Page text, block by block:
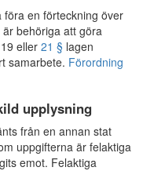
föra en förteckning över
behöriga att göra
eller 21 § lagen
samarbete. Förordning
upplysning
från en annan stat
uppgifterna är felaktiga
emot. Felaktiga